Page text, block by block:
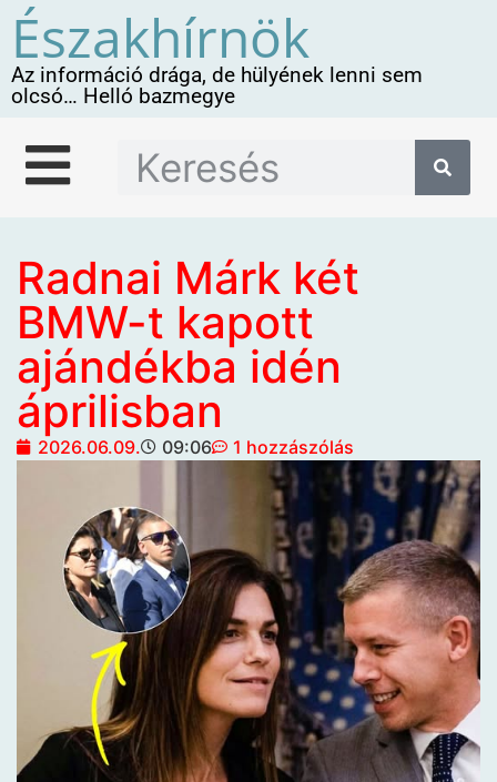
Északhírnök
Az információ drága, de hülyének lenni sem
olcsó… Helló bazmegye
Radnai Márk két
BMW-t kapott
ajándékba idén
áprilisban
2026.06.09. 09:06 1 hozzászólás